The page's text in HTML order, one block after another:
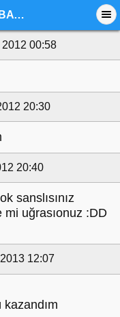
** 2011 OCAK -ŞUBAT AYI KAZANDIKLARIMIZ**
2012 00:58
20:30
20:40
sanslısınız
uğrasıonuz :DD
12:07